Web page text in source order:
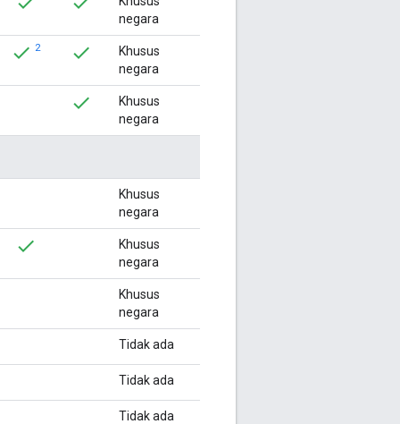
negara
2
Khusus
negara
Khusus
negara
Khusus
negara
Khusus
negara
Khusus
negara
Tidak ada
Tidak ada
Tidak ada